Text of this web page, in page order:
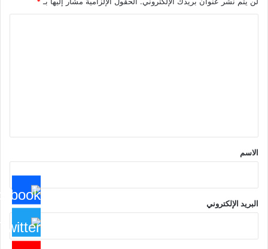
*
الاسم
البريد الإلكتروني